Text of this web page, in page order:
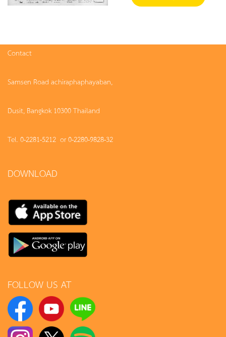
Contact
Samsen Road achiraphaphayaban,
Dusit, Bangkok 10300 Thailand
Tel. 0-2281-5212 or 0-2280-9828-32
DOWNLOAD
FOLLOW US AT